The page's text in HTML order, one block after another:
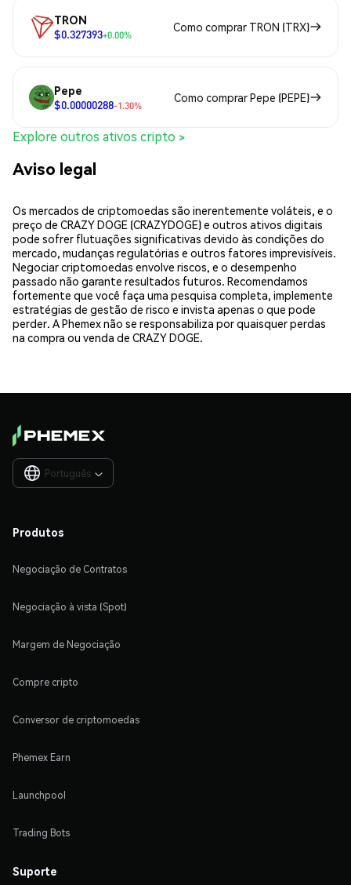
TRON
$0.327393+0.00%
Como comprar TRON (TRX)
Pepe
$0.00000288-1.30%
Como comprar Pepe (PEPE)
Explore outros ativos cripto >
Aviso legal
Os mercados de criptomoedas são inerentemente voláteis, e o
preço de CRAZY DOGE (CRAZYDOGE) e outros ativos digitais
pode sofrer flutuações significativas devido às condições do
mercado, mudanças regulatórias e outros fatores imprevisíveis.
Negociar criptomoedas envolve riscos, e o desempenho
passado não garante resultados futuros. Recomendamos
fortemente que você faça uma pesquisa completa, implemente
estratégias de gestão de risco e invista apenas o que pode
perder. A Phemex não se responsabiliza por quaisquer perdas
na compra ou venda de CRAZY DOGE.
Português 
Produtos
Negociação de Contratos
Negociação à vista (Spot)
Margem de Negociação
Compre cripto
Conversor de criptomoedas
Phemex Earn
Launchpool
Trading Bots
Suporte